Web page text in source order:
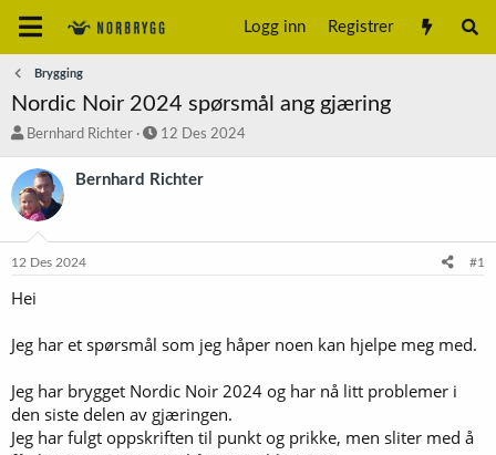
Logg inn Registrer
Brygging
Nordic Noir 2024 spørsmål ang gjæring
T
å
d
s
t
Bernhard Richter
S
a
12 Des 2024
Bernhard Richter
12 Des 2024 #1
Hei
Jeg har et spørsmål som jeg håper noen kan hjelpe meg med.
Jeg har brygget Nordic Noir 2024 og har nå litt problemer i
den siste delen av gjæringen.
Jeg har fulgt oppskriften til punkt og prikke, men sliter med å